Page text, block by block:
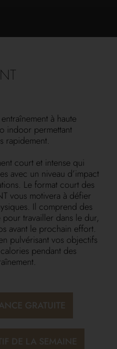
à haute
indoor permettant
rapidement.
court et intense qui
avec un niveau d’impact
Le format court des
vous motivera à défier
Il comprend des
travailler dans le dur,
avant le prochain effort.
pulvérisant vos objectifs
pendant des
GRATUITE
DE LA SEMAINE